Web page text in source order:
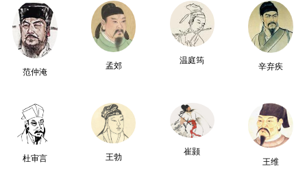
范仲淹
孟郊
温庭筠
辛弃疾
杜审言 王勃
崔颢
王维